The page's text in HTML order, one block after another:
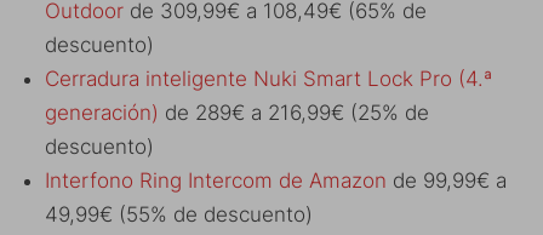
Outdoor de 309,99€ a 108,49€ (65% de
descuento)
Cerradura inteligente Nuki Smart Lock Pro (4.ª
generación) de 289€ a 216,99€ (25% de
descuento)
Interfono Ring Intercom de Amazon de 99,99€ a
49,99€ (55% de descuento)